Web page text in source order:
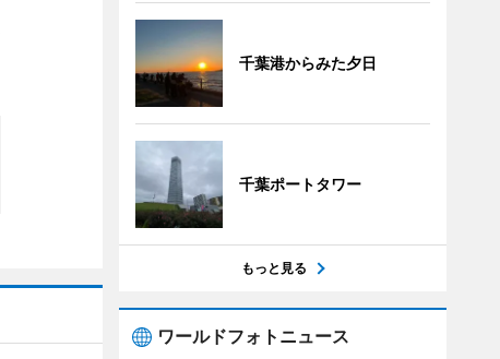
千葉港からみた夕日
千葉ポートタワー
もっと見る
ワールドフォトニュース